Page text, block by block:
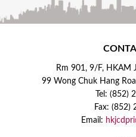
Rm 901, 9/F, HKAM
99 Wong Chuk Hang
Tel: (852)
Fax: (852)
Email: